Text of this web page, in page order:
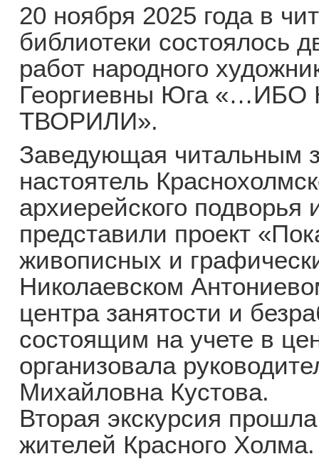
20 ноября 2025 года в
библиотеки состоялось
работ народного
Георгиевны Юга
ТВОРИЛИ».
Заведующая читальным
настоятель
архиерейского
представили проект
живописных и
Николаевском
центра занятости и
состоящим на учете в
организовала
Михайловна Кустова.
Вторая экскурсия
жителей Красного Холма.